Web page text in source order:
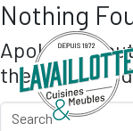
Skip to main content
Nothing
Apologies,
the